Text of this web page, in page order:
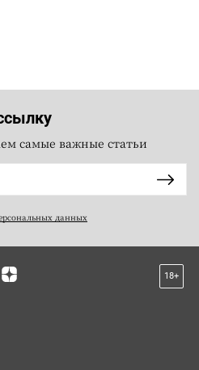
самые важные статьи
данных
18+